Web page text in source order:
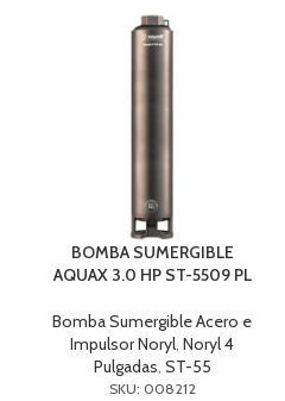
BOMBA SUMERGIBLE
AQUAX 3.0 HP ST-5509 PL
Bomba Sumergible Acero e
Impulsor Noryl, Noryl 4
Pulgadas, ST-55
SKU: 008212